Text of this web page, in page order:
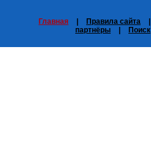
Главная Правила сайта
партнёры
Поиск